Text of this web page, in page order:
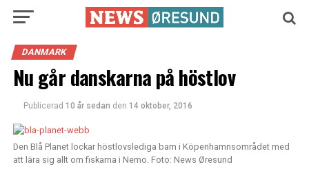
DANMARK
Nu går danskarna på höstlov
Publicerad 10 år sedan den 14 oktober, 2016
Den Blå Planet lockar höstlovslediga barn i Köpenhamnsområdet med
att lära sig allt om fiskarna i Nemo. Foto: News Øresund